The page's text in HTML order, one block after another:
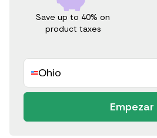
Save up to 40% on
product taxes
Ohio
Empezar